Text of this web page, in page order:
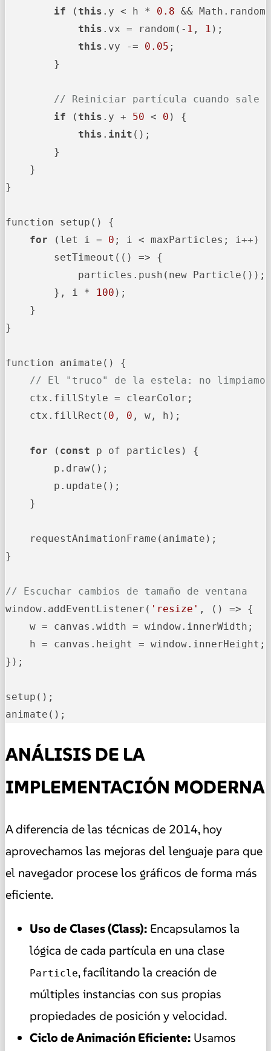
if ( this .y < h * 0.8 &&
this .vx = random(- 1 , 1 );
this .vy -= 0.05 ;
        }
// Reiniciar partícula cuando sale
if ( this .y + 50 < 0 ) {
this . init ();
        }
    }
}
function setup() {
for (let i = 0 ; i < maxParticles; i++) {
        setTimeout(() => {
            particles.push(new Particle());
        }, i *
100 );
    }
}
function animate() {
// El "truco" de la estela: no limpiamos
    ctx.fillStyle = clearColor;
    ctx.fillRect(
0 , 0 , w, h);
for ( const p of particles) {
        p.draw();
        p.update();
    }
    requestAnimationFrame(animate);
}
// Escuchar cambios de tamaño de ventana
window.addEventListener( 'resize' , () => {
    w = canvas.width = window.innerWidth;
    h = canvas.height = window.innerHeight;
});
setup();
animate();
ANÁLISIS DE LA
IMPLEMENTACIÓN MODERNA
A diferencia de las técnicas de 2014, hoy
aprovechamos las mejoras del lenguaje para que
el navegador procese los gráficos de forma más
eficiente.
Uso de Clases (Class): Encapsulamos la
lógica de cada partícula en una clase
Particle, facilitando la creación de
múltiples instancias con sus propias
propiedades de posición y velocidad.
Ciclo de Animación Eficiente: Usamos